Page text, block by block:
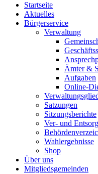
Startseite
Aktuelles
Bürgerservice
Verwaltung
Ämter &
Aufgaben
Online-
Satzungen
Sitzungsberichte
Ver- und
Wahlergebnisse
Shop
Über uns
Mitgliedsgemeinden